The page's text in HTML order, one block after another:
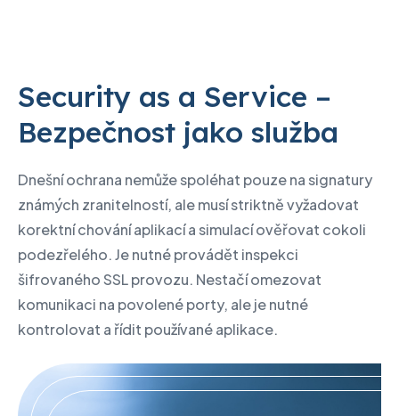
Security as a Service –
Bezpečnost jako služba
Dnešní ochrana nemůže spoléhat pouze na signatury
známých zranitelností, ale musí striktně vyžadovat
korektní chování aplikací a simulací ověřovat cokoli
podezřelého. Je nutné provádět inspekci
šifrovaného SSL provozu. Nestačí omezovat
komunikaci na povolené porty, ale je nutné
kontrolovat a řídit používané aplikace.